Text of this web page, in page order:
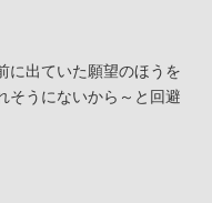
に出ていた願望のほうを
そうにないから～と回避